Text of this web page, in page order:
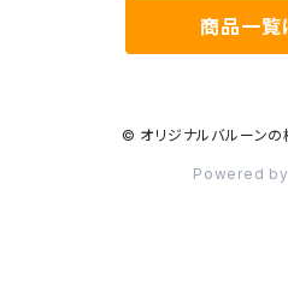
キャンバスバルーン
ポラリス(Polaris Film Balloon)
商品一覧
© オリジナルバルーンの
Powered by